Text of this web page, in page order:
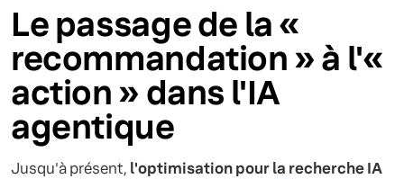
Le passage de la «
recommandation » à l'«
action » dans l'IA
agentique
Jusqu'à présent, l'optimisation pour la recherche IA